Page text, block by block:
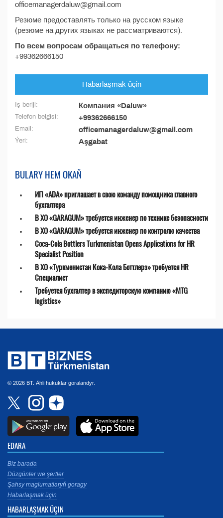
officemanagerdaluw@gmail.com
Резюме предоставлять только на русском языке
(резюме на других языках не рассматриваются).
По всем вопросам обращаться по телефону:
+99362666150
Habarlaşmak üçin
Iş beriji: Компания «Daluw»
Telefon belgisi: +99362666150
Email: officemanagerdaluw@gmail.com
Ýeri: Aşgabat
BULARY HEM OKAŇ
ИП «ADA» приглашает в свою команду помощника главного
бухгалтера
В ХО «GARAGUM» требуется инженер по технике безопасности
В ХО «GARAGUM» требуется инженер по контролю качества
Coca-Cola Bottlers Turkmenistan Opens Applications for HR
Specialist Position
В ХО «Туркменистан Кока-Кола Боттлерз» требуется HR
Специалист
Требуется бухгалтер в экспедиторскую компанию «MTG
logistics»
© 2026 BT. Ähli hukuklar goralandyr.
EDARA
Biz barada
Düzgünler we şertler
Şahsy maglumatlaryň goragy
Habarlaşmak üçin
HABARLAŞMAK ÜÇIN